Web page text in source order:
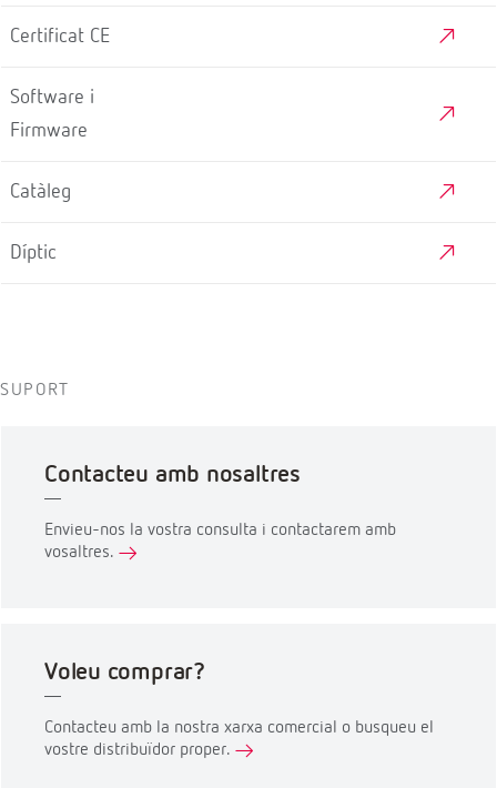
Certificat CE
Software i
Firmware
Catàleg
Díptic
SUPORT
Contacteu amb nosaltres
Envieu-nos la vostra consulta i contactarem amb
vosaltres.
Voleu comprar?
Contacteu amb la nostra xarxa comercial o busqueu el
vostre distribuïdor proper.